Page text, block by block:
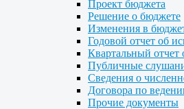
Проект бюджета
Решение о бюджете
Изменения в
Годовой отчет об
Квартальный
Публичные
Сведения о
Договора по
Прочие документы